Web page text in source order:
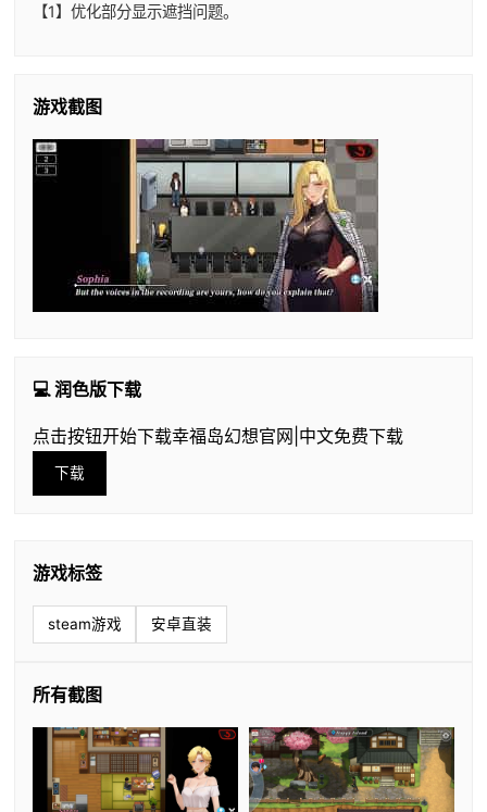
【1】优化部分显示遮挡问题。
游戏截图
💻 润色版下载
点击按钮开始下载幸福岛幻想官网|中文免费下载
下载
游戏标签
steam游戏 安卓直装
所有截图